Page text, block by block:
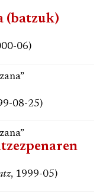
(batzuk)
06)
08-25)
, 1999-05)